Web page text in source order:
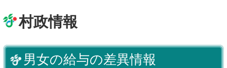
村政情報
男女の給与の差異情報